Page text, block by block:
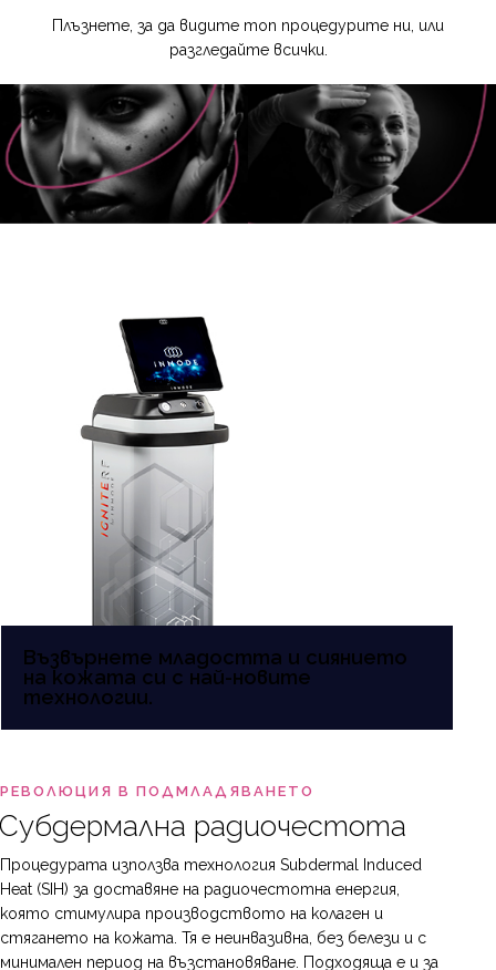
Плъзнете, за да видите топ процедурите ни, или
разгледайте всички.
Дерматохирургия
Процедури
Естетична
хирургия
Процедури
Възвърнете младостта и сиянието
на кожата си с най-новите
технологии.
РЕВОЛЮЦИЯ В ПОДМЛАДЯВАНЕТО
Субдермална радиочестота
Процедурата използва технология Subdermal Induced
Heat (SIH) за доставяне на радиочестотна енергия,
която стимулира производството на колаген и
стягането на кожата. Тя е неинвазивна, без белези и с
минимален период на възстановяване. Подходяща е и за